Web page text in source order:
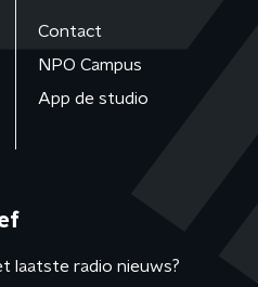
Contact
NPO Campus
App de studio
laatste radio nieuws?